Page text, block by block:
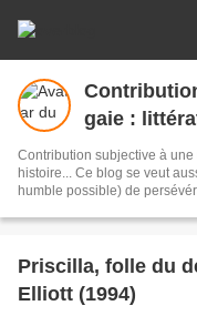
gaie :
Contribution subjective à
histoire... Ce blog se veut
humble possible) de
Priscilla, folle du
Elliott (1994)